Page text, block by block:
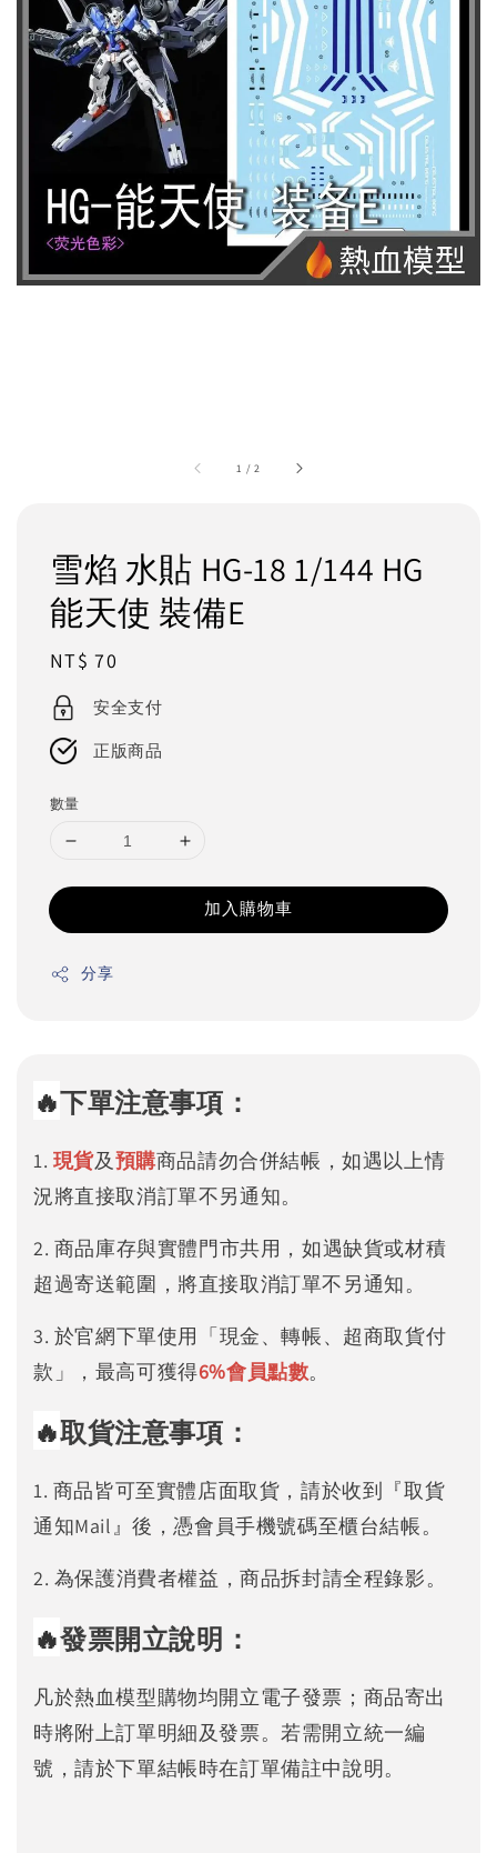
1 /2
雪焰 水貼 HG-18 1/144 HG
能天使 裝備E
Regular
price
NT$ 70
安全支付
正版商品
數量
加入購物車
分享
🔥下單注意事項：
1. 現貨及預購商品請勿合併結帳，如遇以上情
況將直接取消訂單不另通知。
2. 商品庫存與實體門市共用，如遇缺貨或材積
超過寄送範圍，將直接取消訂單不另通知。
3. 於官網下單使用「現金、轉帳、超商取貨付
款」，最高可獲得6%會員點數。
🔥取貨注意事項：
1. 商品皆可至實體店面取貨，請於收到『取貨
通知Mail』後，憑會員手機號碼至櫃台結帳。
2. 為保護消費者權益，商品拆封請全程錄影。
🔥發票開立說明：
凡於熱血模型購物均開立電子發票；商品寄出
時將附上訂單明細及發票。若需開立統一編
號，請於下單結帳時在訂單備註中說明。